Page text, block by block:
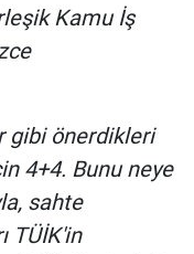
Kamu İş
gibi önerdikleri
4+4. Bunu neye
sahte
TÜİK'in